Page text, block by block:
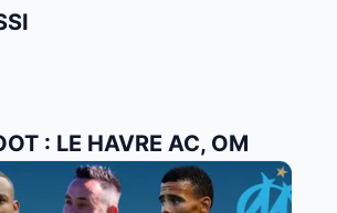
: LE HAVRE AC, OM